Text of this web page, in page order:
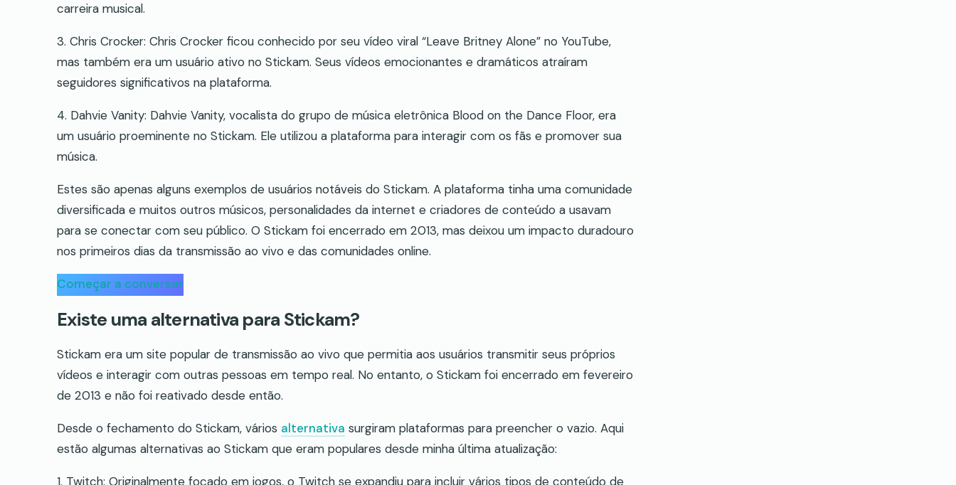
carreira musical.
3. Chris Crocker: Chris Crocker ficou conhecido por seu vídeo viral “Leave Britney Alone” no YouTube,
mas também era um usuário ativo no Stickam. Seus vídeos emocionantes e dramáticos atraíram
seguidores significativos na plataforma.
4. Dahvie Vanity: Dahvie Vanity, vocalista do grupo de música eletrônica Blood on the Dance Floor, era
um usuário proeminente no Stickam. Ele utilizou a plataforma para interagir com os fãs e promover sua
música.
Estes são apenas alguns exemplos de usuários notáveis do Stickam. A plataforma tinha uma comunidade
diversificada e muitos outros músicos, personalidades da internet e criadores de conteúdo a usavam
para se conectar com seu público. O Stickam foi encerrado em 2013, mas deixou um impacto duradouro
nos primeiros dias da transmissão ao vivo e das comunidades online.
Começar a conversar
Existe uma alternativa para Stickam?
Stickam era um site popular de transmissão ao vivo que permitia aos usuários transmitir seus próprios
vídeos e interagir com outras pessoas em tempo real. No entanto, o Stickam foi encerrado em fevereiro
de 2013 e não foi reativado desde então.
Desde o fechamento do Stickam, vários alternativa surgiram plataformas para preencher o vazio. Aqui
estão algumas alternativas ao Stickam que eram populares desde minha última atualização:
1. Twitch: Originalmente focado em jogos, o Twitch se expandiu para incluir vários tipos de conteúdo de